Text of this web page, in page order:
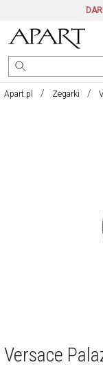
Apart.pl Zegarki
Versace